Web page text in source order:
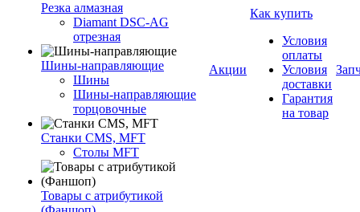
Резка алмазная
Diamant DSC-AG
отрезная
Шины-направляющие
Шины
Шины-направляющие
торцовочные
Станки CMS, MFT
Столы MFT
Товары с атрибутикой
Акции
Как купить
Условия
оплаты
Условия
доставки
Гарантия
на товар